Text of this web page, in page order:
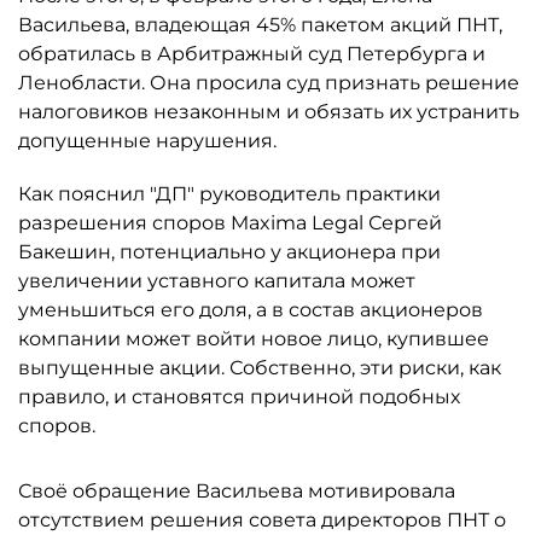
Васильева, владеющая 45% пакетом акций ПНТ,
обратилась в Арбитражный суд Петербурга и
Ленобласти. Она просила суд признать решение
налоговиков незаконным и обязать их устранить
допущенные нарушения.
Как пояснил "ДП" руководитель практики
разрешения споров Maxima Legal Сергей
Бакешин, потенциально у акционера при
увеличении уставного капитала может
уменьшиться его доля, а в состав акционеров
компании может войти новое лицо, купившее
выпущенные акции. Собственно, эти риски, как
правило, и становятся причиной подобных
споров.
Своё обращение Васильева мотивировала
отсутствием решения совета директоров ПНТ о